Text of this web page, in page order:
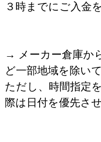
３時までにご入金
→ メーカー倉庫か
ど一部地域を除い
ただし、時間指定
際は日付を優先さ